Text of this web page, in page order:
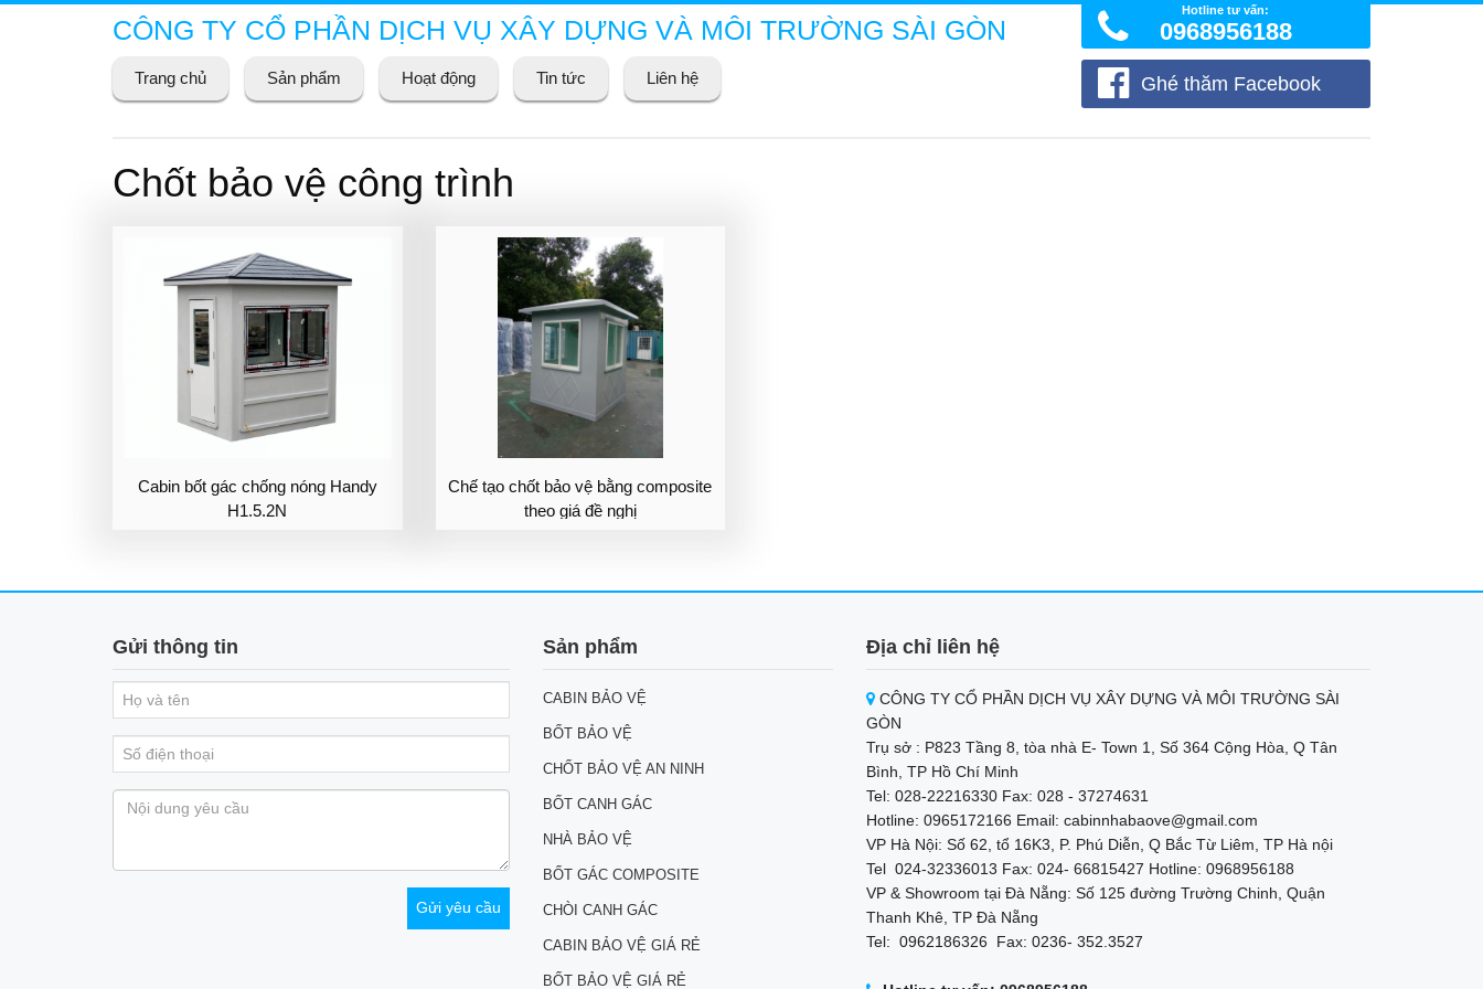
CÔNG TY CỔ PHẦN DỊCH VỤ XÂY DỰNG VÀ MÔI TRƯỜNG SÀI GÒN
Trang chủ Sản phẩm Hoạt động Tin tức Liên hệ
Hotline tư vấn:
0968956188
Ghé thăm Facebook
Chốt bảo vệ công trình
Cabin bốt gác chống nóng Handy
H1.5.2N
Chế tạo chốt bảo vệ bằng composite
theo giá đề nghị
Gửi thông tin Sản phẩm
CABIN BẢO VỆ
BỐT BẢO VỆ
CHỐT BẢO VỆ AN NINH
BỐT CANH GÁC
NHÀ BẢO VỆ
BỐT GÁC COMPOSITE
CHÒI CANH GÁC
CABIN BẢO VỆ GIÁ RẺ
BỐT BẢO VỆ GIÁ RẺ
Địa chỉ liên hệ
CÔNG TY CỔ PHẦN DỊCH VỤ XÂY DỰNG VÀ MÔI TRƯỜNG SÀI
GÒN
Trụ sở : P823 Tầng 8, tòa nhà E- Town 1, Số 364 Cộng Hòa, Q Tân
Bình, TP Hồ Chí Minh
Tel: 028-22216330 Fax: 028 - 37274631
Hotline: 0965172166 Email: cabinnhabaove@gmail.com
VP Hà Nội: Số 62, tổ 16K3, P. Phú Diễn, Q Bắc Từ Liêm, TP Hà nội
Tel 024-32336013 Fax: 024- 66815427 Hotline: 0968956188
VP & Showroom tại Đà Nẵng: Số 125 đường Trường Chinh, Quận
Thanh Khê, TP Đà Nẵng
Tel: 0962186326 Fax: 0236- 352.3527